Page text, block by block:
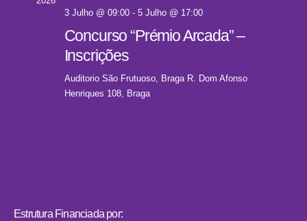
3 Julho @ 09:00- 5 Julho @ 17:00
Concurso “Prémio Arcada” –
Inscrições
Auditorio São Frutuoso, Braga R. Dom Afonso
Henriques 108, Braga
Estrutura Financiada por: